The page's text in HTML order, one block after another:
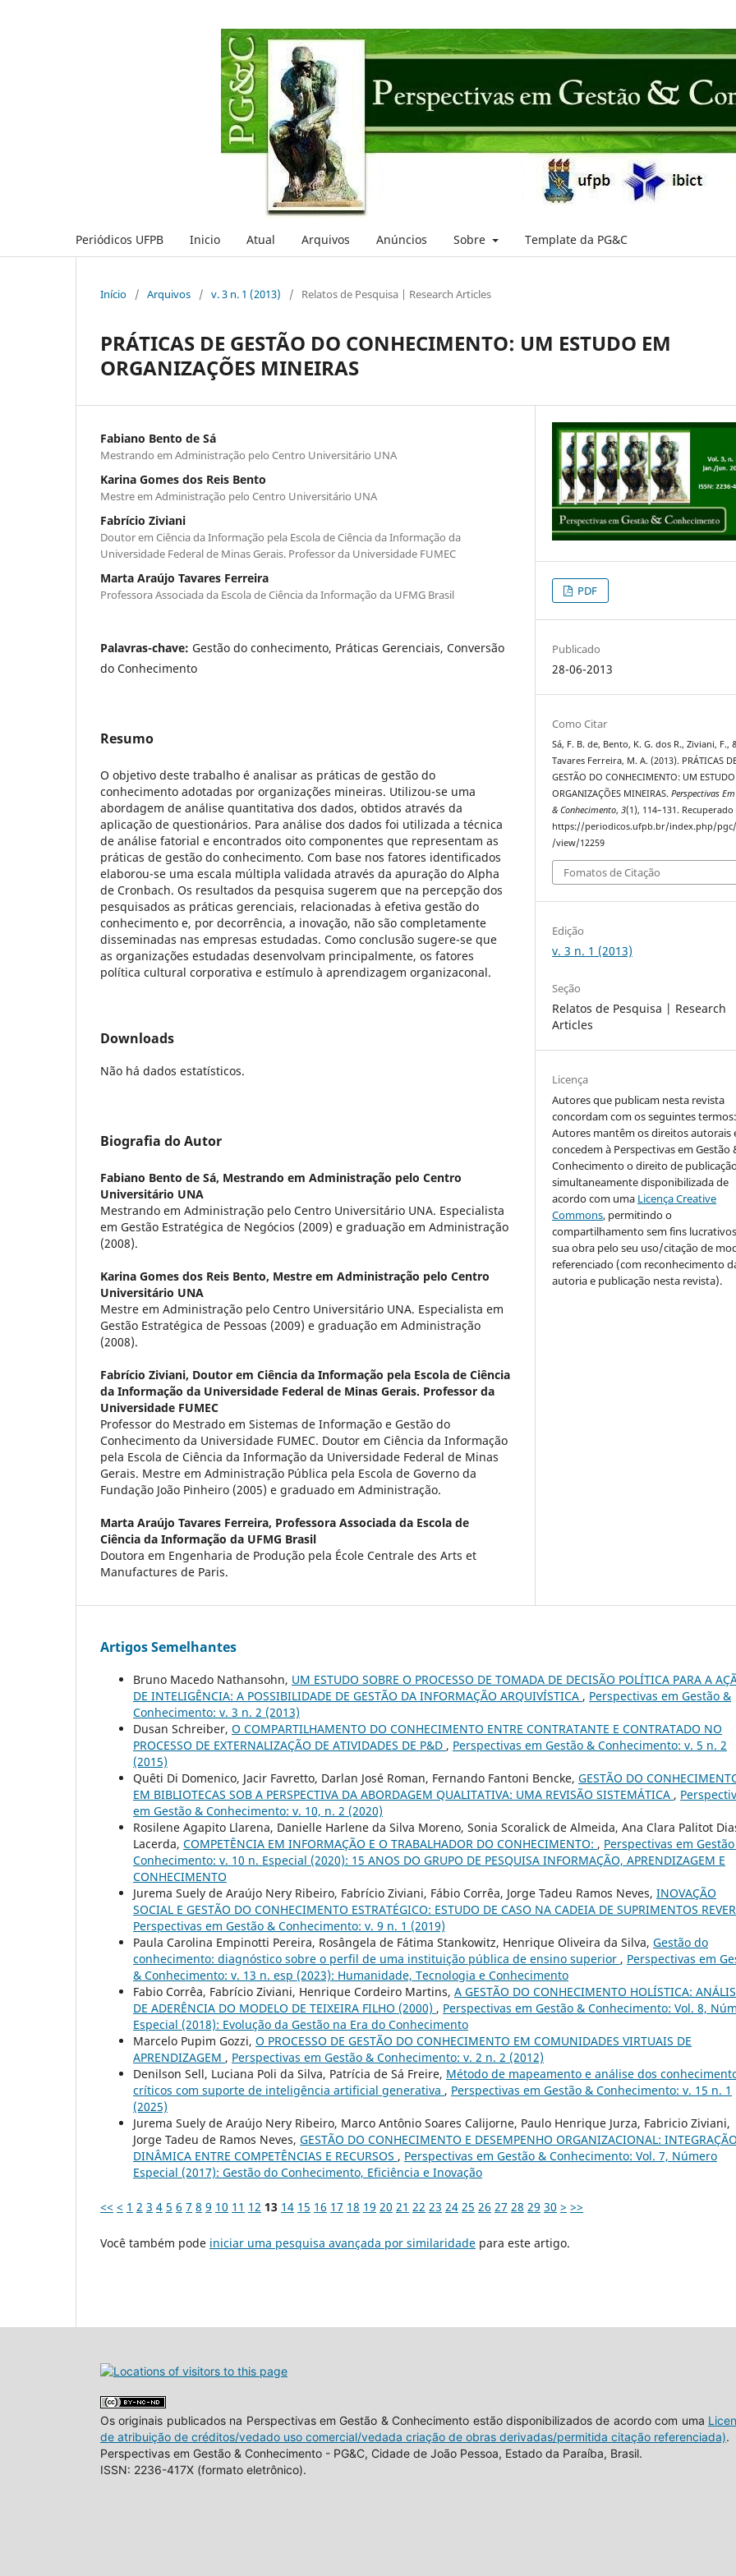
Periódicos UFPB Inicio Atual Arquivos Anúncios Sobre Template da PG&C
Início / Arquivos / v. 3 n. 1 (2013) / Relatos de Pesquisa | Research Articles
PRÁTICAS DE GESTÃO DO CONHECIMENTO: UM ESTUDO EM
ORGANIZAÇÕES MINEIRAS
Fabiano Bento de Sá
Mestrando em Administração pelo Centro Universitário UNA
Karina Gomes dos Reis Bento
Mestre em Administração pelo Centro Universitário UNA
Fabrício Ziviani
Doutor em Ciência da Informação pela Escola de Ciência da Informação da
Universidade Federal de Minas Gerais. Professor da Universidade FUMEC
Marta Araújo Tavares Ferreira
Professora Associada da Escola de Ciência da Informação da UFMG Brasil
Palavras-chave: Gestão do conhecimento, Práticas Gerenciais, Conversão
do Conhecimento
Resumo
O objetivo deste trabalho é analisar as práticas de gestão do
conhecimento adotadas por organizações mineiras. Utilizou-se uma
abordagem de análise quantitativa dos dados, obtidos através da
aplicação de questionários. Para análise dos dados foi utilizada a técnica
de análise fatorial e encontrados oito componentes que representam as
práticas de gestão do conhecimento. Com base nos fatores identificados
elaborou-se uma escala múltipla validada através da apuração do Alpha
de Cronbach. Os resultados da pesquisa sugerem que na percepção dos
pesquisados as práticas gerenciais, relacionadas à efetiva gestão do
conhecimento e, por decorrência, a inovação, não são completamente
disseminadas nas empresas estudadas. Como conclusão sugere-se que
as organizações estudadas desenvolvam principalmente, os fatores
política cultural corporativa e estímulo à aprendizagem organizaconal.
Downloads
Não há dados estatísticos.
Biografia do Autor
Fabiano Bento de Sá, Mestrando em Administração pelo Centro
Universitário UNA
Mestrando em Administração pelo Centro Universitário UNA. Especialista
em Gestão Estratégica de Negócios (2009) e graduação em Administração
(2008).
Karina Gomes dos Reis Bento, Mestre em Administração pelo Centro
Universitário UNA
Mestre em Administração pelo Centro Universitário UNA. Especialista em
Gestão Estratégica de Pessoas (2009) e graduação em Administração
(2008).
Fabrício Ziviani, Doutor em Ciência da Informação pela Escola de Ciência
da Informação da Universidade Federal de Minas Gerais. Professor da
Universidade FUMEC
Professor do Mestrado em Sistemas de Informação e Gestão do
Conhecimento da Universidade FUMEC. Doutor em Ciência da Informação
pela Escola de Ciência da Informação da Universidade Federal de Minas
Gerais. Mestre em Administração Pública pela Escola de Governo da
Fundação João Pinheiro (2005) e graduado em Administração.
Marta Araújo Tavares Ferreira, Professora Associada da Escola de
Ciência da Informação da UFMG Brasil
Doutora em Engenharia de Produção pela École Centrale des Arts et
Manufactures de Paris.
PDF
Publicado
28-06-2013
Como Citar
Sá, F. B. de, Bento, K. G. dos R., Ziviani, F.,
Tavares Ferreira, M. A. (2013). PRÁTICAS
GESTÃO DO CONHECIMENTO: UM
ORGANIZAÇÕES MINEIRAS.Perspectivas
& Conhecimento,3(1), 114–131. Recuperado
https://periodicos.ufpb.br/index.php/
/view/12259
Fomatos de Citação
Edição
v. 3 n. 1 (2013)
Seção
Relatos de Pesquisa | Research
Articles
Licença
Autores que publicam nesta revista
concordam com os seguintes
Autores mantêm os direitos autorais
concedem à Perspectivas em Gestão
Conhecimento o direito de
simultaneamente disponibilizada de
acordo com uma Licença Creative
Commons, permitindo o
compartilhamento sem fins
sua obra pelo seu uso/citação de
referenciado (com reconhecimento
autoria e publicação nesta revista).
Artigos Semelhantes
Bruno Macedo Nathansohn, UM ESTUDO SOBRE O PROCESSO DE TOMADA DE DECISÃO POLÍTICA PARA A
DE INTELIGÊNCIA: A POSSIBILIDADE DE GESTÃO DA INFORMAÇÃO ARQUIVÍSTICA , Perspectivas em Gestão &
Conhecimento: v. 3 n. 2 (2013)
Dusan Schreiber, O COMPARTILHAMENTO DO CONHECIMENTO ENTRE CONTRATANTE E CONTRATADO NO
PROCESSO DE EXTERNALIZAÇÃO DE ATIVIDADES DE P&D , Perspectivas em Gestão & Conhecimento: v. 5 n. 2
(2015)
Quêti Di Domenico, Jacir Favretto, Darlan José Roman, Fernando Fantoni Bencke, GESTÃO DO
EM BIBLIOTECAS SOB A PERSPECTIVA DA ABORDAGEM QUALITATIVA: UMA REVISÃO SISTEMÁTICA ,
em Gestão & Conhecimento: v. 10, n. 2 (2020)
Rosilene Agapito Llarena, Danielle Harlene da Silva Moreno, Sonia Scoralick de Almeida, Ana Clara Palitot
Lacerda, COMPETÊNCIA EM INFORMAÇÃO E O TRABALHADOR DO CONHECIMENTO: , Perspectivas em
Conhecimento: v. 10 n. Especial (2020): 15 ANOS DO GRUPO DE PESQUISA INFORMAÇÃO, APRENDIZAGEM E
CONHECIMENTO
Jurema Suely de Araújo Nery Ribeiro, Fabrício Ziviani, Fábio Corrêa, Jorge Tadeu Ramos Neves, INOVAÇÃO
SOCIAL E GESTÃO DO CONHECIMENTO ESTRATÉGICO: ESTUDO DE CASO NA CADEIA DE SUPRIMENTOS
Perspectivas em Gestão & Conhecimento: v. 9 n. 1 (2019)
Paula Carolina Empinotti Pereira, Rosângela de Fátima Stankowitz, Henrique Oliveira da Silva, Gestão do
conhecimento: diagnóstico sobre o perfil de uma instituição pública de ensino superior , Perspectivas em
& Conhecimento: v. 13 n. esp (2023): Humanidade, Tecnologia e Conhecimento
Fabio Corrêa, Fabrício Ziviani, Henrique Cordeiro Martins, A GESTÃO DO CONHECIMENTO HOLÍSTICA:
DE ADERÊNCIA DO MODELO DE TEIXEIRA FILHO (2000) , Perspectivas em Gestão & Conhecimento: Vol. 8,
Especial (2018): Evolução da Gestão na Era do Conhecimento
Marcelo Pupim Gozzi, O PROCESSO DE GESTÃO DO CONHECIMENTO EM COMUNIDADES VIRTUAIS DE
APRENDIZAGEM , Perspectivas em Gestão & Conhecimento: v. 2 n. 2 (2012)
Denilson Sell, Luciana Poli da Silva, Patrícia de Sá Freire, Método de mapeamento e análise dos
críticos com suporte de inteligência artificial generativa , Perspectivas em Gestão & Conhecimento: v. 15 n. 1
(2025)
Jurema Suely de Araújo Nery Ribeiro, Marco Antônio Soares Calijorne, Paulo Henrique Jurza, Fabricio Ziviani,
Jorge Tadeu de Ramos Neves, GESTÃO DO CONHECIMENTO E DESEMPENHO ORGANIZACIONAL: INTEGRAÇÃO
DINÂMICA ENTRE COMPETÊNCIAS E RECURSOS , Perspectivas em Gestão & Conhecimento: Vol. 7, Número
Especial (2017): Gestão do Conhecimento, Eficiência e Inovação
<< < 1 2 3 4 5 6 7 8 9 10 11 12 13 14 15 16 17 18 19 20 21 22 23 24 25 26 27 28 29 30 > >>
Você também pode iniciar uma pesquisa avançada por similaridade para este artigo.
Os originais publicados na Perspectivas em Gestão & Conhecimento estão disponibilizados de acordo com uma
de atribuição de créditos/vedado uso comercial/vedada criação de obras derivadas/permitida citação referenciada).
Perspectivas em Gestão & Conhecimento - PG&C, Cidade de João Pessoa, Estado da Paraíba, Brasil.
ISSN: 2236-417X (formato eletrônico).